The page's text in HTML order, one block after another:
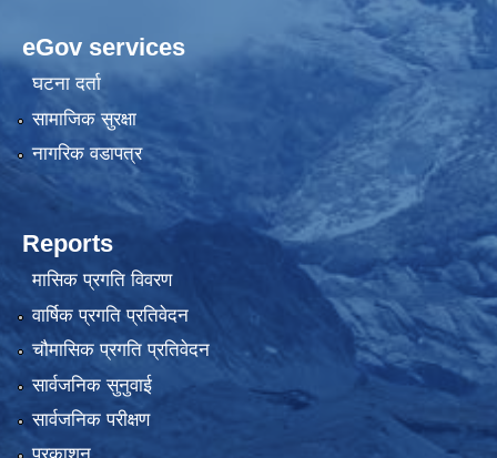
eGov services
घटना दर्ता
सामाजिक सुरक्षा
नागरिक वडापत्र
Reports
मासिक प्रगति विवरण
वार्षिक प्रगति प्रतिवेदन
चौमासिक प्रगति प्रतिवेदन
सार्वजनिक सुनुवाई
सार्वजनिक परीक्षण